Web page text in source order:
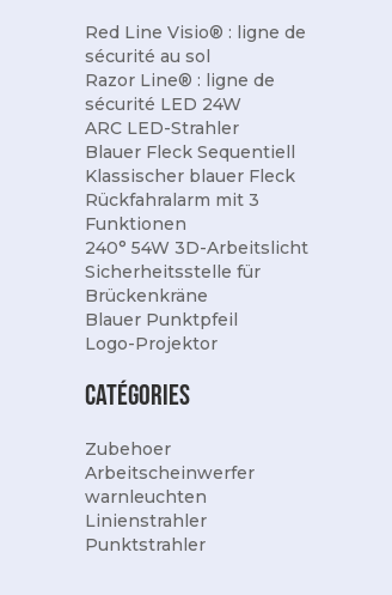
Red Line Visio® : ligne de
sécurité au sol
Razor Line® : ligne de
sécurité LED 24W
ARC LED-Strahler
Blauer Fleck Sequentiell
Klassischer blauer Fleck
Rückfahralarm mit 3
Funktionen
240° 54W 3D-Arbeitslicht
Sicherheitsstelle für
Brückenkräne
Blauer Punktpfeil
Logo-Projektor
Catégories
Zubehoer
Arbeitscheinwerfer
warnleuchten
Linienstrahler
Punktstrahler